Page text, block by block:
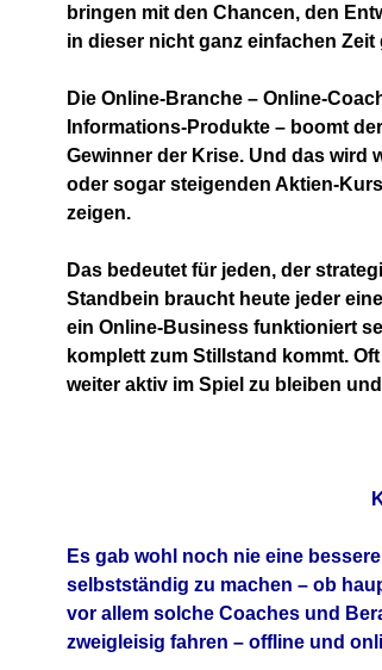
bringen mit den Chancen, den
in dieser nicht ganz einfachen
Die Online-Branche – Online-
Informations-Produkte – boomt
Gewinner der Krise. Und das wird
oder sogar steigenden Aktien-
zeigen.
Das bedeutet für jeden, der
Standbein braucht heute jeder
ein Online-Business funktioniert
komplett zum Stillstand kommt.
weiter aktiv im Spiel zu bleiben
Es gab wohl noch nie eine
selbstständig zu machen – ob
vor allem solche Coaches und
zweigleisig fahren – offline und